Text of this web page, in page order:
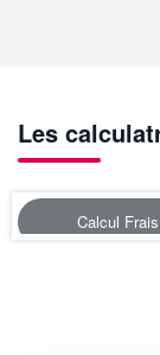
Les
Calcul